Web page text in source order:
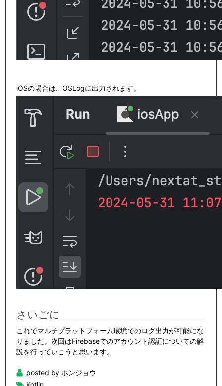
iOSの場合は、OSLogに出力されます。
さいごに
これでマルチプラットフォーム環境でのログ出力が可能にな
りました。次回はFirebaseでのアカウント認証についての解
説を行っていこうと思います。
posted by ホンジョウ
Kotlin